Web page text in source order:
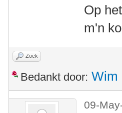
Op
m'n
Zoek
Bedankt door: Wim
09-